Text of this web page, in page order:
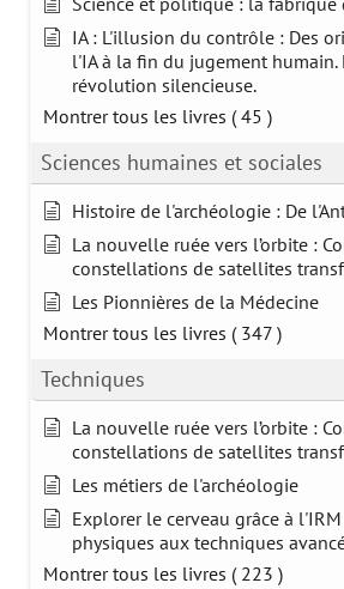
IA : L'illusion du contrôle : Des
l'IA à la fin du jugement humain.
révolution silencieuse.
Montrer tous les livres ( 45 )
Sciences humaines et sociales
Histoire de l'archéologie : De
La nouvelle ruée vers l’orbite :
constellations de satellites
Les Pionnières de la Médecine
Montrer tous les livres ( 347 )
Techniques
La nouvelle ruée vers l’orbite :
constellations de satellites
Les métiers de l'archéologie
Explorer le cerveau grâce à
physiques aux techniques
Montrer tous les livres ( 223 )